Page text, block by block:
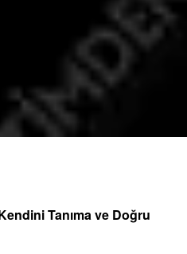
Tanıma ve Doğru